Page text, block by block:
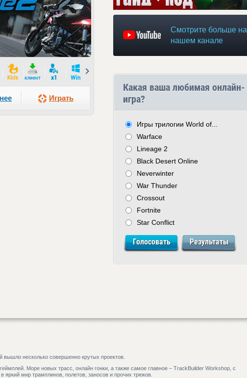
Играть
Смотрите больше на
нашем канале
Какая ваша любимая онлайн-
игра?
Игры трилогии World of...
Warface
Lineage 2
Black Desert Online
Neverwinter
War Thunder
Crossout
Fortnite
Star Conflict
вышло несколько совершенно крутых проектов.
Море новых трасс, онлайн гонки, а также самое главное – TrackBuilder Workshop, с
мир трамплинов, полетов, заносов и прочих трюков.